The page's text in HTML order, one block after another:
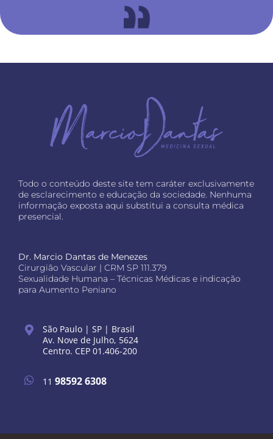
Todo o conteúdo deste site tem caráter exclusivamente
de esclarecimento e educação da sociedade. Nenhuma
informação exposta aqui substitui a consulta médica
presencial.
Dr. Marcio Dantas de Menezes
Cirurgião Vascular | CRM SP 111.379
Sexualidade Humana – Técnicas Médicas e indicação
para Aumento Peniano
São Paulo | SP | Brasil
Av. Nove de Julho, 5624
Centro. CEP 01.406-200
11 98592 6308